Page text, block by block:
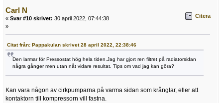
Carl N
« Svar #10 skrivet: 30 april 2022, 07:44:38
»
Citera
Citat från: Pappakulan skrivet 28 april 2022, 22:38:46
Den larmar för Pressostat hög hela tiden.Jag har gjort ren filtret på radiatorsidan
några gånger men utan nåt vidare resultat. Tips om vad jag kan göra?
Kan vara någon av cirkpumparna på varma sidan som krånglar, eller att
kontaktorn till kompressorn vill fastna.